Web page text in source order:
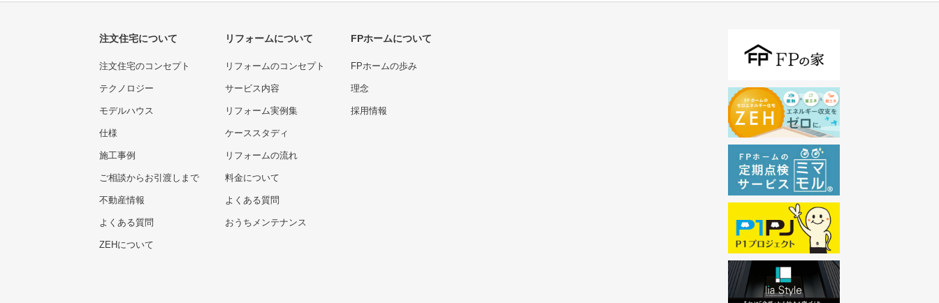
注文住宅について
注文住宅のコンセプト
テクノロジー
モデルハウス
仕様
施工事例
ご相談からお引渡しまで
不動産情報
よくある質問
ZEHについて
リフォームについて
リフォームのコンセプト
サービス内容
リフォーム実例集
ケーススタディ
リフォームの流れ
料金について
よくある質問
おうちメンテナンス
FPホームについて
FPホームの歩み
理念
採用情報